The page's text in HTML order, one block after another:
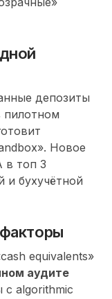
депозиты
пилотном
Новое
в топ 3
и бухучётной
cash equivalents
аудитe
с algorithmic